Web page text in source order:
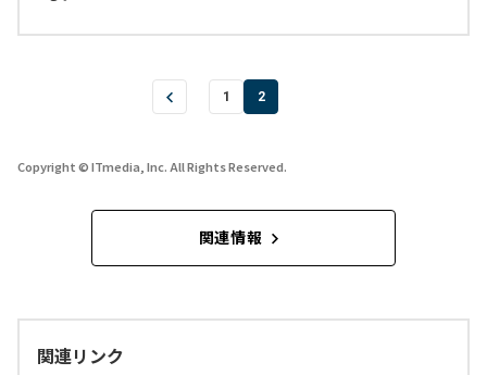
1 2
Copyright © ITmedia, Inc. All Rights Reserved.
関連情報
関連リンク